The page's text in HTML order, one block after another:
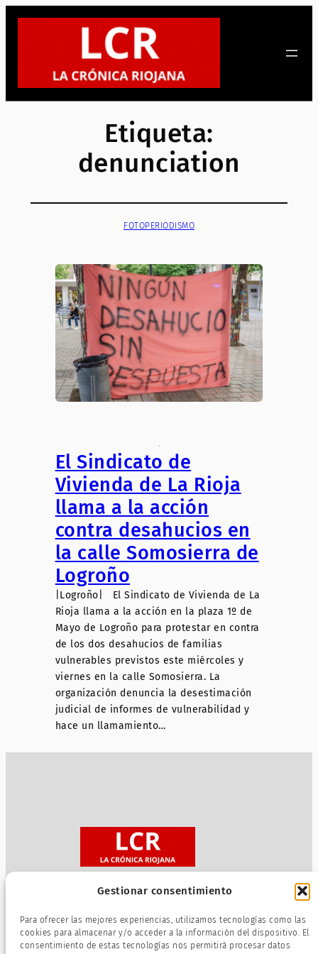
Gestionar consentimiento
Para ofrecer las mejores experiencias, utilizamos tecnologías como las
cookies para almacenar y/o acceder a la información del dispositivo. El
consentimiento de estas tecnologías nos permitirá procesar datos
Saltar
Etiqueta:
denunciation
FOTOPERIODISMO
.
El Sindicato de
Vivienda de La Rioja
llama a la acción
contra desahucios en
la calle Somosierra de
Logroño
|Logroño| El Sindicato de Vivienda de La
Rioja llama a la acción en la plaza 1º de
Mayo de Logroño para protestar en contra
de los dos desahucios de familias
vulnerables previstos este miércoles y
viernes en la calle Somosierra. La
organización denuncia la desestimación
judicial de informes de vulnerabilidad y
hace un llamamiento…
Política de privacidad
Términos de servicio